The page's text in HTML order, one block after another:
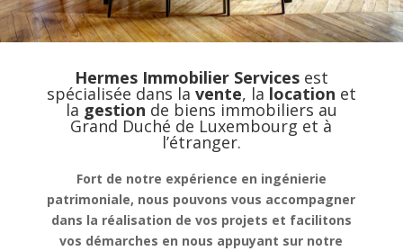
Hermes Immobilier Servicesest
spécialisée dans la vente, la location et
la gestion de biens immobiliers au
Grand Duché de Luxembourg et à
l’étranger.
Fort de notre expérience en ingénierie
patrimoniale, nous pouvons vous accompagner
dans la réalisation de vos projets et facilitons
vos démarches en nous appuyant sur notre